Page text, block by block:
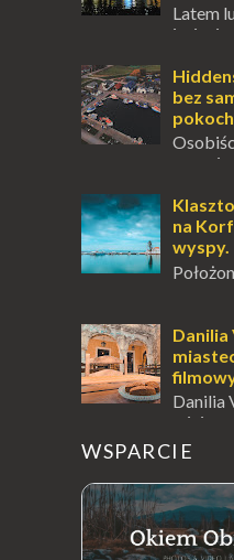
Latem
odwiedzić. Moja
Locarno gwara...
bez
pośrodku Bałtyku?
doskonał...
na
wyspy.
jest jednym z
symbo...
Danilia
Danilia
miejsc
sobie wiele
jest doskonale
WSPARCIE